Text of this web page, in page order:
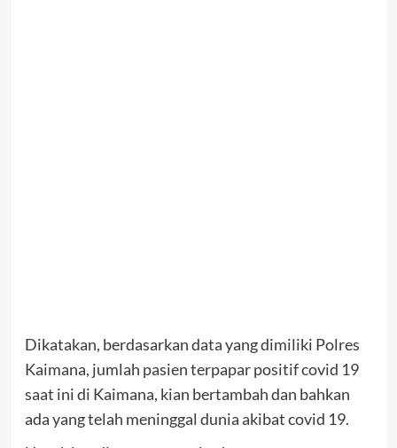
Dikatakan, berdasarkan data yang dimiliki Polres
Kaimana, jumlah pasien terpapar positif covid 19
saat ini di Kaimana, kian bertambah dan bahkan
ada yang telah meninggal dunia akibat covid 19.